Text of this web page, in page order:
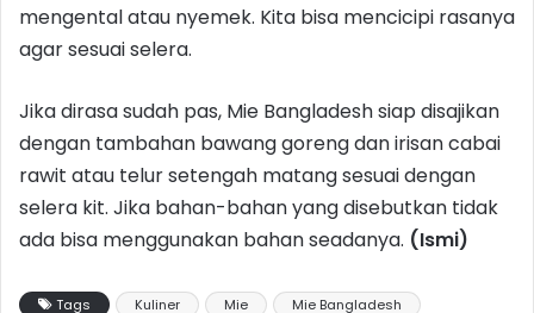
mengental atau nyemek. Kita bisa mencicipi rasanya
agar sesuai selera.
Jika dirasa sudah pas, Mie Bangladesh siap disajikan
dengan tambahan bawang goreng dan irisan cabai
rawit atau telur setengah matang sesuai dengan
selera kit. Jika bahan-bahan yang disebutkan tidak
ada bisa menggunakan bahan seadanya. (Ismi)
Tags Kuliner Mie Mie Bangladesh